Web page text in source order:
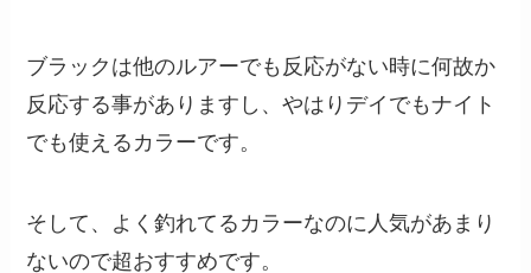
ブラックは他のルアーでも反応がない時に何故か
反応する事がありますし、やはりデイでもナイト
でも使えるカラーです。
そして、よく釣れてるカラーなのに人気があまり
ないので超おすすめです。